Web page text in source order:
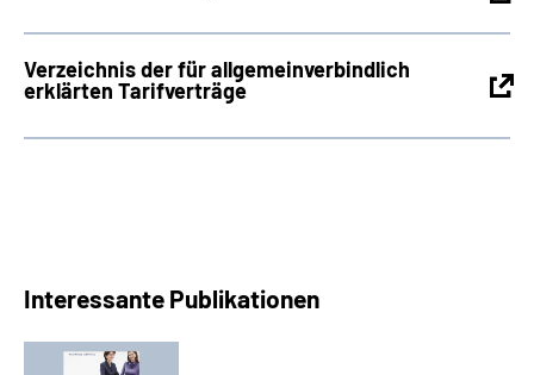
Verzeichnis der für allgemeinverbindlich
erklärten Tarifverträge
Interessante Publikationen